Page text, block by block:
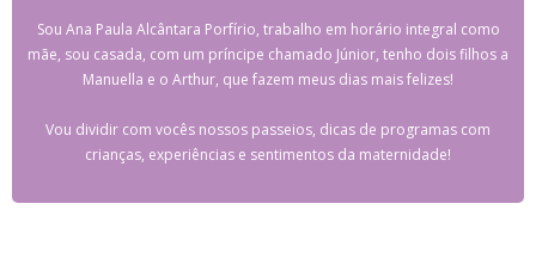
Sou Ana Paula Alcântara Porfírio, trabalho em horário integral como
mãe, sou casada, com um príncipe chamado Júnior, tenho dois filhos a
Manuella e o Arthur, que fazem meus dias mais felizes!
Vou dividir com vocês nossos passeios, dicas de programas com
crianças, experiências e sentimentos da maternidade!